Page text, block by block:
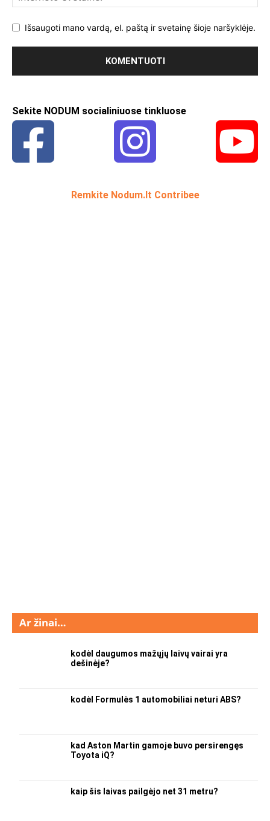
Išsaugoti mano vardą, el. paštą ir svetainę šioje naršyklėje.
Sekite NODUM socialiniuose tinkluose
Remkite Nodum.lt Contribee
Ar žinai…
kodėl daugumos mažųjų laivų vairai yra
dešinėje?
kodėl Formulės 1 automobiliai neturi ABS?
kad Aston Martin gamoje buvo persirengęs
Toyota iQ?
kaip šis laivas pailgėjo net 31 metru?